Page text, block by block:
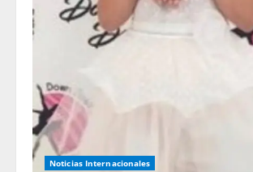
R
a
d
i
Noticias Internacionales